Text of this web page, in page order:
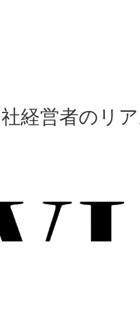
経営者のリ